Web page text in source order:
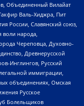
Объединенный Вилайат
Валь-Хиджра, Пит
России, Славянский союз,
народа,
Череповца, Духовно-
Древнерусской
Инглингов, Русский
иммиграции,
объединениях, Омская
Русское
Болельщиков